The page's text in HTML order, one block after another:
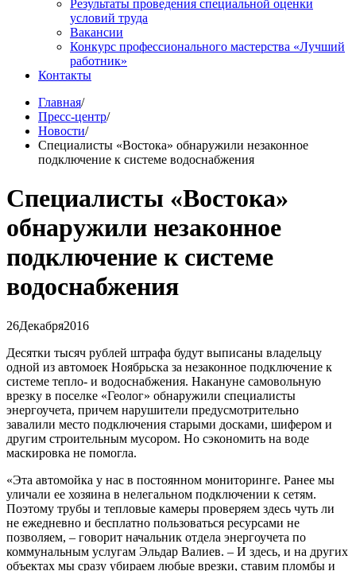
Результаты проведения специальной оценки
условий труда
Вакансии
Конкурс профессионального мастерства «Лучший
работник»
Контакты
Главная/
Пресс-центр/
Новости/
Специалисты «Востока» обнаружили незаконное
подключение к системе водоснабжения
Специалисты «Востока»
обнаружили незаконное
подключение к системе
водоснабжения
26Декабря2016
Десятки тысяч рублей штрафа будут выписаны владельцу
одной из автомоек Ноябрьска за незаконное подключение к
системе тепло- и водоснабжения. Накануне самовольную
врезку в поселке «Геолог» обнаружили специалисты
энергоучета, причем нарушители предусмотрительно
завалили место подключения старыми досками, шифером и
другим строительным мусором. Но сэкономить на воде
маскировка не помогла.
«Эта автомойка у нас в постоянном мониторинге. Ранее мы
уличали ее хозяина в нелегальном подключении к сетям.
Поэтому трубы и тепловые камеры проверяем здесь чуть ли
не ежедневно и бесплатно пользоваться ресурсами не
позволяем, – говорит начальник отдела энергоучета по
коммунальным услугам Эльдар Валиев. – И здесь, и на других
объектах мы сразу убираем любые врезки, ставим пломбы и